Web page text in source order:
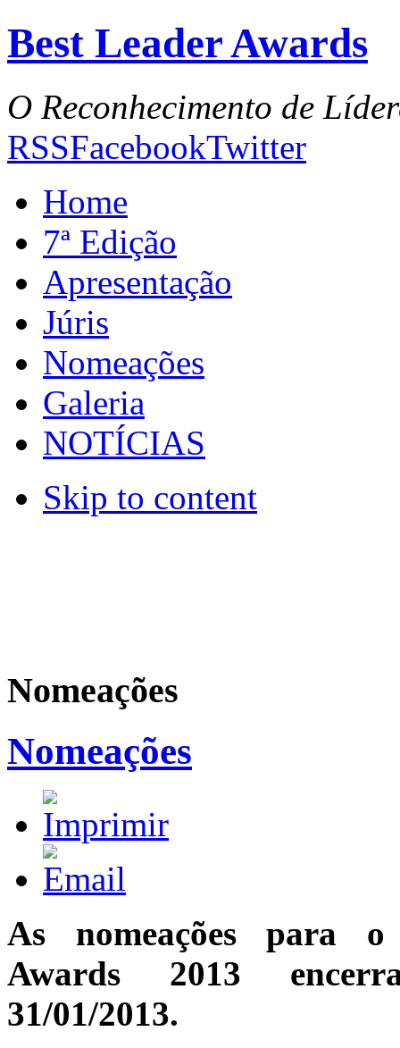
Best Leader Awards
O Reconhecimento de
RSSFacebookTwitter
Home
7ª Edição
Apresentação
Júris
Nomeações
Galeria
NOTÍCIAS
Skip to content
Nomeações
Nomeações
As nomeações para
Awards 2013
31/01/2013.